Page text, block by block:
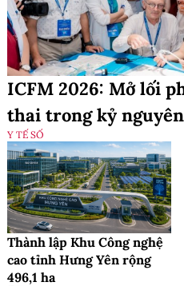
ICFM 2026: Mở lối
thai trong kỷ
Y TẾ SỐ
Thành lập Khu Công nghệ
cao tỉnh Hưng Yên rộng
496,1 ha